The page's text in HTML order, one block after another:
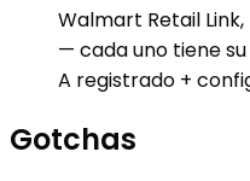
Walmart Retail Link,
— cada uno tiene
A registrado +
Gotchas